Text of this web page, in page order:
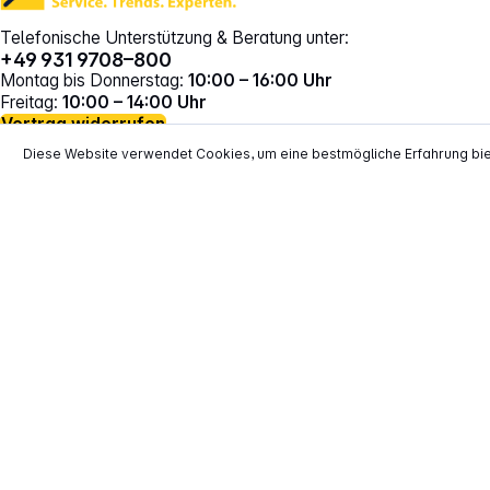
Telefonische Unterstützung & Beratung unter:
+49 931 9708–800
Montag bis Donnerstag: 10:00 – 16:00 Uhr
Freitag: 10:00 – 14:00 Uhr
Vertrag widerrufen
Diese Website verwendet Cookies, um eine bestmögliche Erfahrung